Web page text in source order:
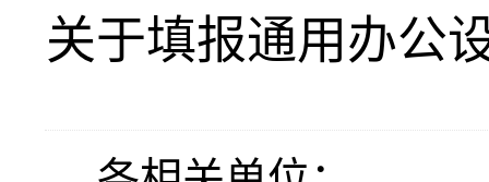
关于填报通用办公